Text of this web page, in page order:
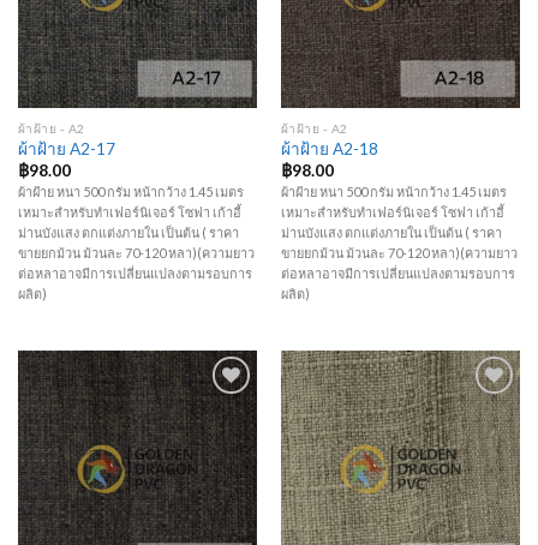
ผ้าฝ้าย - A2
ผ้าฝ้าย A2-17
฿98.00
ผ้าฝ้าย หนา 500 กรัม หน้ากว้าง 1.45 เมตร
เหมาะสำหรับทำเฟอร์นิเจอร์ โซฟา เก้าอี้
ม่านบังแสง ตกแต่งภายใน เป็นต้น ( ราคา
ขายยกม้วน ม้วนละ 70-120 หลา)(ความยาว
ต่อหลาอาจมีการเปลี่ยนแปลงตามรอบการ
ผลิต)
ผ้าฝ้าย - A2
ผ้าฝ้าย A2-18
฿98.00
ผ้าฝ้าย หนา 500 กรัม หน้ากว้าง 1.45 เมตร
เหมาะสำหรับทำเฟอร์นิเจอร์ โซฟา เก้าอี้
ม่านบังแสง ตกแต่งภายใน เป็นต้น ( ราคา
ขายยกม้วน ม้วนละ 70-120 หลา)(ความยาว
ต่อหลาอาจมีการเปลี่ยนแปลงตามรอบการ
ผลิต)
Add to
Wishlist
Add to
Wishlist